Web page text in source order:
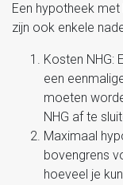
Een hypotheek
zijn ook enkele
Kosten NHG:
een
moeten
NHG af te
Maximaal
bovengrens
hoeveel je